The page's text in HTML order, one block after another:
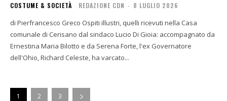
COSTUME & SOCIETÀ REDAZIONE CDN - 8 LUGLIO 2026
di Pierfrancesco Greco Ospiti illustri, quelli ricevuti nella Casa
comunale di Cerisano dal sindaco Lucio Di Gioia: accompagnato da
Ernestina Maria Bilotto e da Serena Forte, l'ex Governatore
dell'Ohio, Richard Celeste, ha varcato...
1 2 3